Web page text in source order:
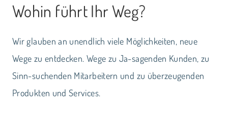
Wohin führt Ihr Weg?
Wir glauben an unendlich viele Möglichkeiten, neue
Wege zu entdecken. Wege zu Ja-sagenden Kunden, zu
Sinn-suchenden Mitarbeitern und zu überzeugenden
Produkten und Services.